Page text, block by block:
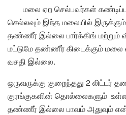
மலை ஏற செல்பவர்கள்
செல்லவும் இந்த மலையில் இருக்கும்
தண்ணீர் இல்லை பார்க்கிங் மற்றும்
மட்டுமே தண்ணீர் கிடைக்கும் மலை
வசதி இல்லை.
ஒருவருக்கு குறைந்தது 2
குரங்குகளின் தொல்லைகளும்
தண்ணீர் இல்லை பாவம் அதுவும்